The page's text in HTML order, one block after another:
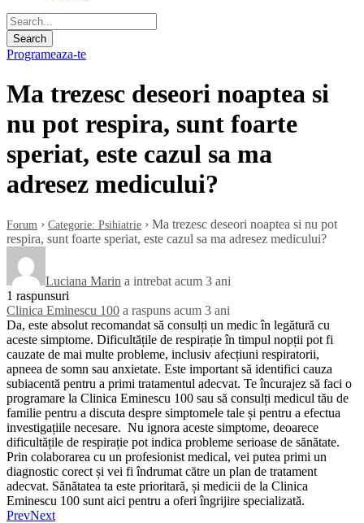
Programeaza-te
Ma trezesc deseori noaptea si
nu pot respira, sunt foarte
speriat, este cazul sa ma
adresez medicului?
Forum › Categorie: Psihiatrie › Ma trezesc deseori noaptea si nu pot
respira, sunt foarte speriat, este cazul sa ma adresez medicului?
Luciana Marin a intrebat acum 3 ani
1 raspunsuri
Clinica Eminescu 100 a raspuns acum 3 ani
Da, este absolut recomandat să consulți un medic în legătură cu
aceste simptome. Dificultățile de respirație în timpul nopții pot fi
cauzate de mai multe probleme, inclusiv afecțiuni respiratorii,
apneea de somn sau anxietate. Este important să identifici cauza
subiacentă pentru a primi tratamentul adecvat. Te încurajez să faci o
programare la Clinica Eminescu 100 sau să consulți medicul tău de
familie pentru a discuta despre simptomele tale și pentru a efectua
investigațiile necesare. Nu ignora aceste simptome, deoarece
dificultățile de respirație pot indica probleme serioase de sănătate.
Prin colaborarea cu un profesionist medical, vei putea primi un
diagnostic corect și vei fi îndrumat către un plan de tratament
adecvat. Sănătatea ta este prioritară, și medicii de la Clinica
Eminescu 100 sunt aici pentru a oferi îngrijire specializată.
PrevNext